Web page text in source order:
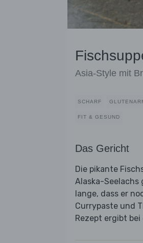
Asia-Style mit
SCHARF
FIT & GESUND
Das Gericht
Die pikante
Alaska-Seelachs
lange, dass er
Currypaste und
Rezept ergibt